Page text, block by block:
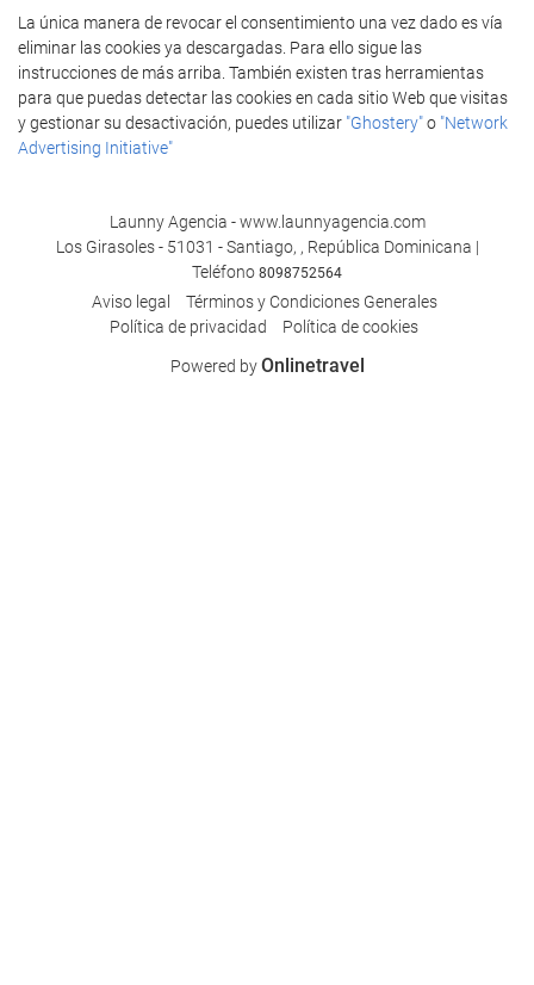
La única manera de revocar el consentimiento una vez dado es vía
eliminar las cookies ya descargadas. Para ello sigue las
instrucciones de más arriba. También existen tras herramientas
para que puedas detectar las cookies en cada sitio Web que visitas
y gestionar su desactivación, puedes utilizar "Ghostery"o "Network
Advertising Initiative"
Launny Agencia - www.launnyagencia.com
Los Girasoles - 51031 - Santiago, , República Dominicana |
Teléfono 8098752564
Aviso legal
Términos y Condiciones Generales
Polí­tica de privacidad
Política de cookies
Powered byOnlinetravel